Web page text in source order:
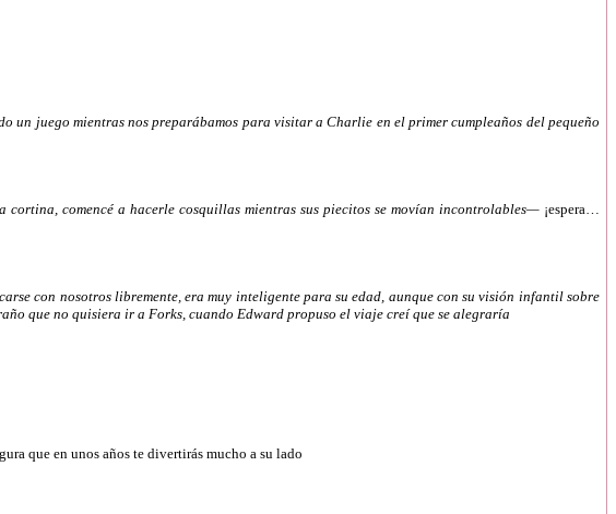
un juego mientras nos preparábamos para visitar a Charlie en el primer cumpleaños del pequeño
comencé a hacerle cosquillas mientras sus piecitos se movían incontrolables— ¡espera…
con nosotros libremente, era muy inteligente para su edad, aunque con su visión infantil sobre
que no quisiera ir a Forks, cuando Edward propuso el viaje creí que se alegraría
que en unos años te divertirás mucho a su lado